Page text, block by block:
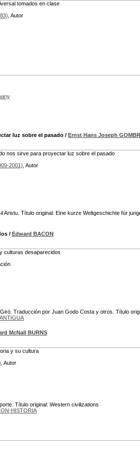
tomados en clase
, Autor
luz sobre el pasado / Ernst Hans Joseph
nos sirve para proyectar luz sobre el pasado
2001) , Autor
Aristu. Título original: Eine kurze Weltgeschichte für
/ Edward BACON
culturas desaparecidos
Traducción por Juan Godo Costa y otros. Título
McNall BURNS
y su cultura
, Autor
Título original: Western civilizations
HISTORIA